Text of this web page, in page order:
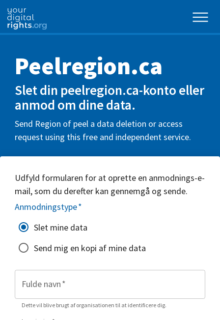
Peelregion.ca
Slet din peelregion.ca-konto eller
anmod om dine data.
Send Region of peel a data deletion or access
request using this free and independent service.
Udfyld formularen for at oprette en anmodnings-e-
mail, som du derefter kan gennemgå og sende.
Anmodningstype*
Slet mine data
Send mig en kopi af mine data
Fulde navn*
Dette vil blive brugt af organisationen til at identificere dig.